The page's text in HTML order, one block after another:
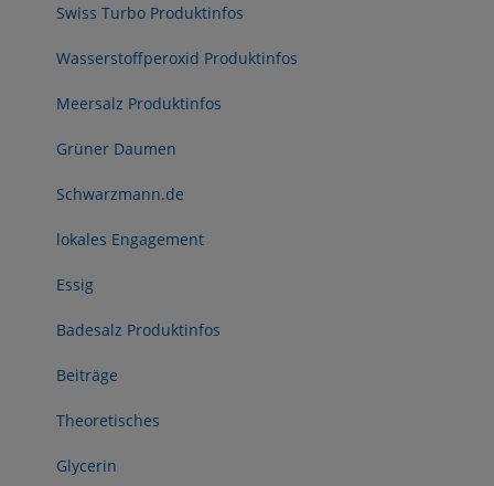
Swiss Turbo Produktinfos
Wasserstoffperoxid Produktinfos
Meersalz Produktinfos
Grüner Daumen
Schwarzmann.de
lokales Engagement
Essig
Badesalz Produktinfos
Beiträge
Theoretisches
Glycerin